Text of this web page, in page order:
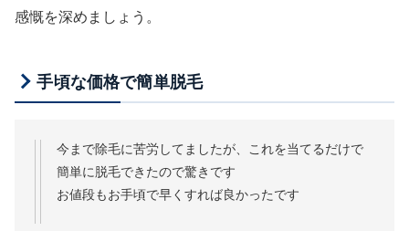
感慨を深めましょう。
手頃な価格で簡単脱毛
今まで除毛に苦労してましたが、これを当てるだけで
簡単に脱毛できたので驚きです
お値段もお手頃で早くすれば良かったです